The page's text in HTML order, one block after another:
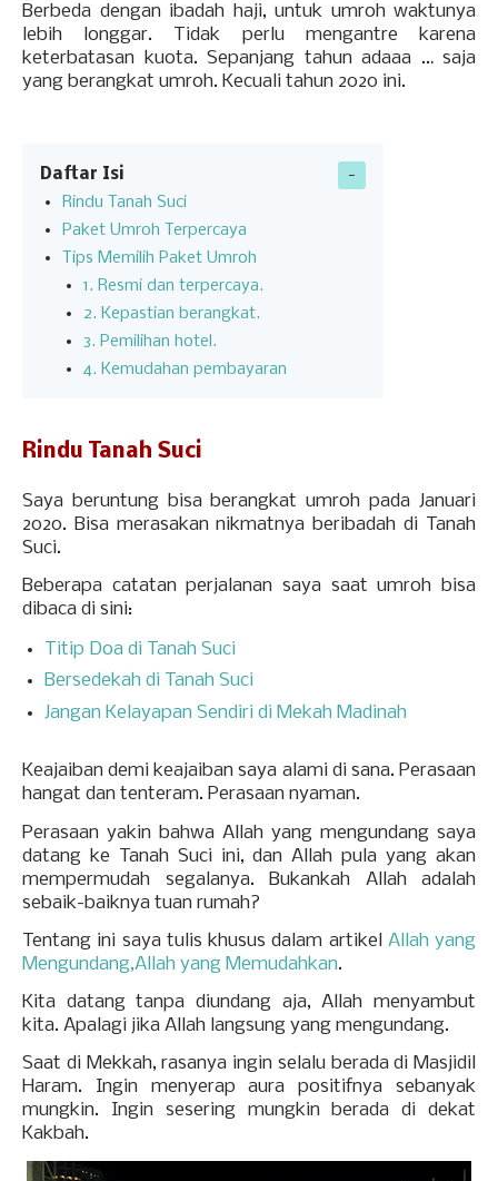
Berbeda dengan ibadah haji, untuk umroh waktunya
lebih longgar. Tidak perlu mengantre karena
keterbatasan kuota. Sepanjang tahun adaaa … saja
yang berangkat umroh. Kecuali tahun 2020 ini.
Daftar Isi
Rindu Tanah Suci
Paket Umroh Terpercaya
Tips Memilih Paket Umroh
1. Resmi dan terpercaya.
2. Kepastian berangkat.
3. Pemilihan hotel.
4. Kemudahan pembayaran
Rindu Tanah Suci
Saya beruntung bisa berangkat umroh pada Januari
2020. Bisa merasakan nikmatnya beribadah di Tanah
Suci.
Beberapa catatan perjalanan saya saat umroh bisa
dibaca di sini:
Titip Doa di Tanah Suci
Bersedekah di Tanah Suci
Jangan Kelayapan Sendiri di Mekah Madinah
Keajaiban demi keajaiban saya alami di sana. Perasaan
hangat dan tenteram. Perasaan nyaman.
Perasaan yakin bahwa Allah yang mengundang saya
datang ke Tanah Suci ini, dan Allah pula yang akan
mempermudah segalanya. Bukankah Allah adalah
sebaik-baiknya tuan rumah?
Tentang ini saya tulis khusus dalam artikel Allah yang
Mengundang,Allah yang Memudahkan.
Kita datang tanpa diundang aja, Allah menyambut
kita. Apalagi jika Allah langsung yang mengundang.
Saat di Mekkah, rasanya ingin selalu berada di Masjidil
Haram. Ingin menyerap aura positifnya sebanyak
mungkin. Ingin sesering mungkin berada di dekat
Kakbah.